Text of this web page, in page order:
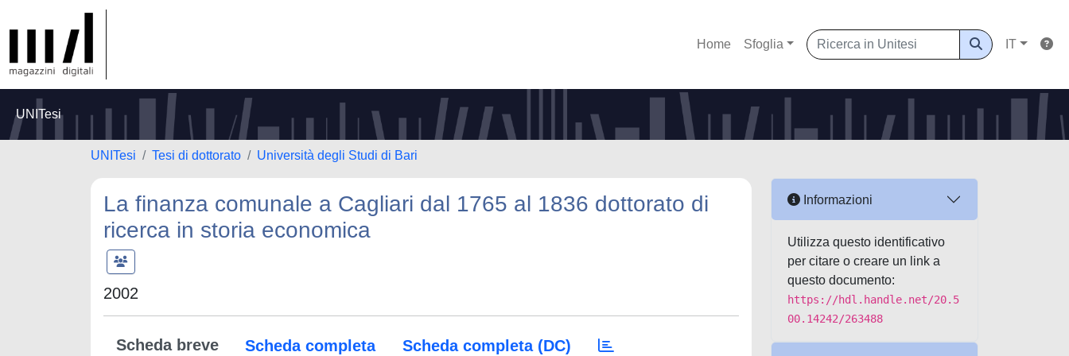
Home Sfoglia IT
UNITesi
UNITesi Tesi di dottorato Università degli Studi di Bari
La finanza comunale a Cagliari dal 1765 al 1836 dottorato di
ricerca in storia economica
2002
Scheda breve Scheda completa Scheda completa (DC)
Informazioni
Utilizza questo identificativo
per citare o creare un link a
questo documento:
https://hdl.handle.net/20.5
00.14242/263488